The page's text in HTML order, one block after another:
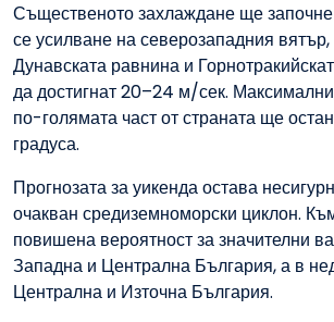
Същественото захлаждане ще
се усилване на северозападния вятър,
Дунавската равнина и
да достигнат 20–24 м/сек.
по-голямата част от страната ще
градуса.
Прогнозата за уикенда остава
очакван средиземноморски циклон.
повишена вероятност за значителни
Западна и Централна България, а в
Централна и Източна България.